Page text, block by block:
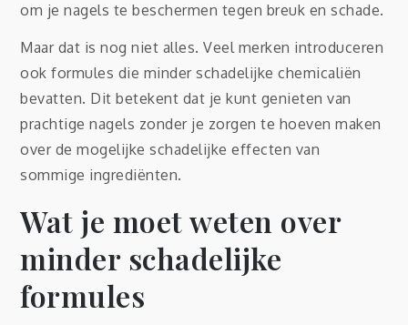
om je nagels te beschermen tegen breuk en schade.
Maar dat is nog niet alles. Veel merken introduceren
ook formules die minder schadelijke chemicaliën
bevatten. Dit betekent dat je kunt genieten van
prachtige nagels zonder je zorgen te hoeven maken
over de mogelijke schadelijke effecten van
sommige ingrediënten.
Wat je moet weten over
minder schadelijke
formules